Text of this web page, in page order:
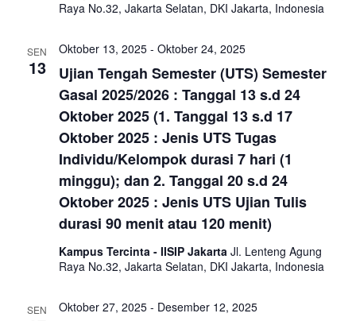
w
s
N
v
i
g
Raya No.32, Jakarta Selatan, DKI Jakarta, Indonesia
SEN
13
Ujian Tengah Semester (UTS) Semester
Gasal 2025/2026 : Tanggal 13 s.d 24
Oktober 2025 (1. Tanggal 13 s.d 17
Oktober 2025 : Jenis UTS Tugas
Individu/Kelompok durasi 7 hari (1
minggu); dan 2. Tanggal 20 s.d 24
Oktober 2025 : Jenis UTS Ujian Tulis
durasi 90 menit atau 120 menit)
Oktober 13, 2025- Oktober 24, 2025
Kampus Tercinta - IISIP Jakarta Jl. Lenteng Agung
Raya No.32, Jakarta Selatan, DKI Jakarta, Indonesia
SEN Oktober 27, 2025- Desember 12, 2025